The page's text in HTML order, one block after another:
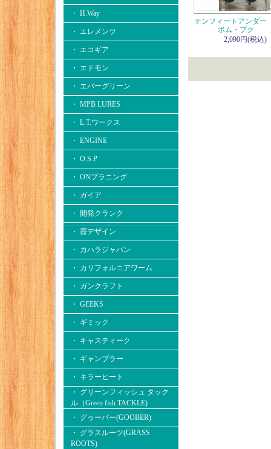
・ H.Way
・ エレメンツ
・ エコギア
・ エドモン
・ エバーグリーン
・ MPB LURES
・ L.T.ワークス
・ ENGINE
・ O.S.P
・ ONプラニング
・ ガイア
・ 開発クランク
・ 霞デザイン
・ カハラジャパン
・ カリフォルニアワーム
・ ガンクラフト
・ GEEKS
・ ギミック
・ キャスティーク
・ ギャンブラー
・ キラーヒート
・ グリーンフィッシュ タック
ル（Green fish TACKLE)
・ グゥーバー(GOOBER)
・ グラスルーツ(GRASS
ROOTS)
テンフィートアンダ
ボム・プク
2,090円(税込)